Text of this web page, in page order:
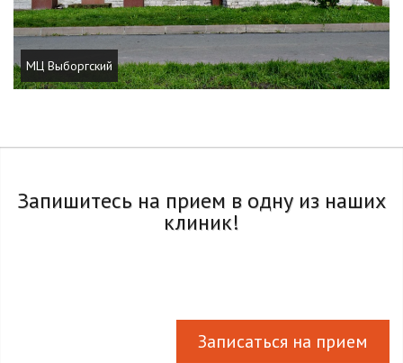
МЦ Выборгский
Запишитесь на прием в одну из наших
клиник!
Записаться на прием